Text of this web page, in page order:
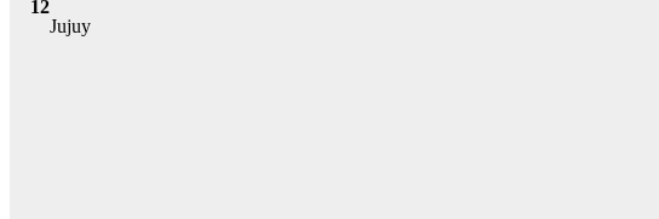
12
Jujuy